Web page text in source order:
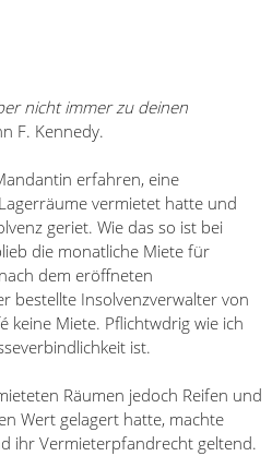
nicht immer zu deinen
F. Kennedy.
erfahren, eine
vermietet hatte und
geriet. Wie das so ist bei
die monatliche Miete für
dem eröffneten
bestellte Insolvenzverwalter von
keine Miete. Pflichtwdrig wie ich
ist.
Räumen jedoch Reifen und
Wert gelagert hatte, machte
ihr Vermieterpfandrecht geltend.